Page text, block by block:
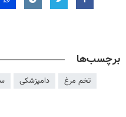
برچسب‌ها
تخم مرغ دامپزشکی